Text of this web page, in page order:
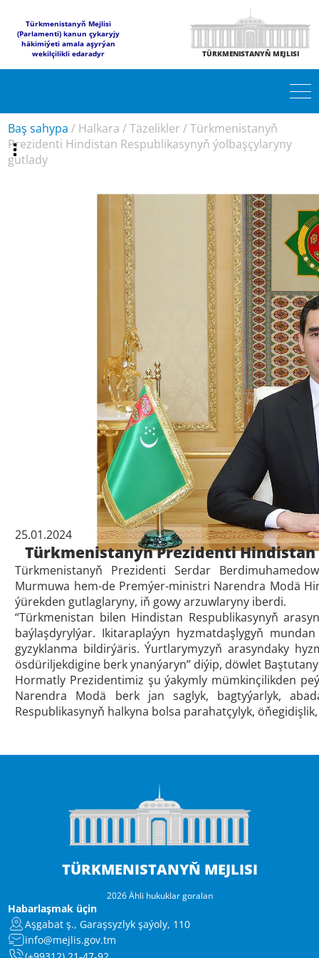
Türkmenistanyň Mejlisi
(Parlamenti) kanun çykaryjy
häkimiýeti amala aşyrýan
wekilçilikli edaradyr
TÜRKMENISTANYŇ MEJLISI
Baş sahypa / Halkara /Täzelikler /Türkmenistanyň
Prezidenti Hindistan Respublikasynyň ýolbaşçylaryny
gutlady
25.01.2024
Türkmenistanyň Prezidenti
Türkmenistanyň Prezidenti Serdar
Murmuwa hem-de Premýer-ministri Narendra Modä
ýürekden gutlaglaryny, iň gowy arzuwlaryny iberdi.
“Türkmenistan bilen Hindistan Respublikasynyň
baýlaşdyrylýar. Ikitaraplaýyn hyzmatdaşlygyň
gyzyklanma bildirýäris. Ýurtlarymyzyň arasyndaky
ösdüriljekdigine berk ynanýaryn” diýip, döwlet
Hormatly Prezidentimiz şu ýakymly mümkinçilikden
Narendra Modä berk jan saglyk, bagtyýarlyk,
Respublikasynyň halkyna bolsa parahatçylyk,
TÜRKMENISTANYŇ MEJLISI
2026 Ähli hukuklar goralan
Habarlaşmak üçin
Aşgabat ş., Garaşsyzlyk şaýoly, 110
info@mejlis.gov.tm